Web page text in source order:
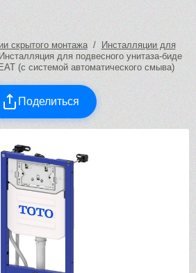
скрытого монтажа/
Инсталляции для
для подвесного унитаза-биде
(с системой автоматического смыва)
Поделиться